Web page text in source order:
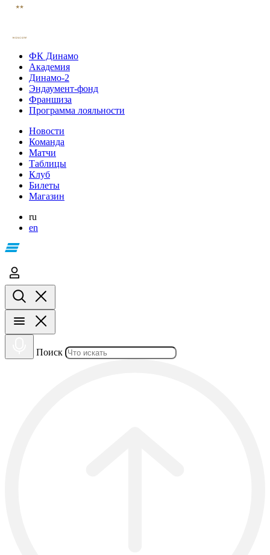
ФК Динамо
Академия
Динамо-2
Эндаумент-фонд
Франшиза
Программа лояльности
Новости
Команда
Матчи
Таблицы
Клуб
Билеты
Магазин
ru
en
Поиск